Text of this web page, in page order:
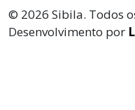
© 2026 Sibila. Todos
Desenvolvimento por